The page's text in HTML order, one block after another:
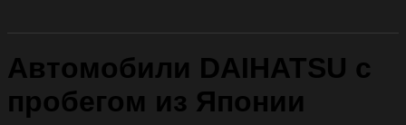
Автомобили DAIHATSU с
пробегом из Японии